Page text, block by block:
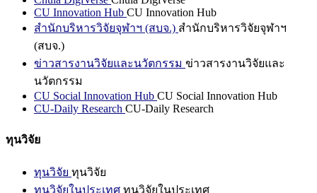
CU Innovation Hub CU Innovation Hub
สำนักบริหารวิจัยจุฬาฯ (สบจ.) สำนักบริหารวิจัยจุฬาฯ
(สบจ.)
ข่าวสารงานวิจัยและนวัตกรรม ข่าวสารงานวิจัยและ
นวัตกรรม
CU Social Innovation Hub CU Social Innovation Hub
CU-Daily Research CU-Daily Research
ทุนวิจัย
ทุนวิจัย ทุนวิจัย
ทุนวิจัยในประเทศ ทุนวิจัยในประเทศ